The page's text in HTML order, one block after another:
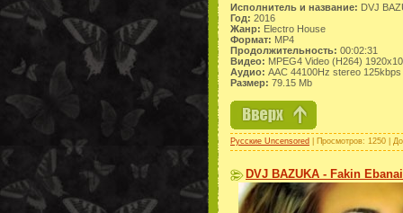
Исполнитель и название: DVJ
Год: 2016
Жанр: Electro House
Формат: MP4
Продолжительность: 00:02:31
Видео: MPEG4 Video (H264)
Аудио: AAC 44100Hz stereo 125kbps
Размер: 79.15 Mb
Русские Uncensored | Просмотров: 1250 |
DVJ BAZUKA - Fakin